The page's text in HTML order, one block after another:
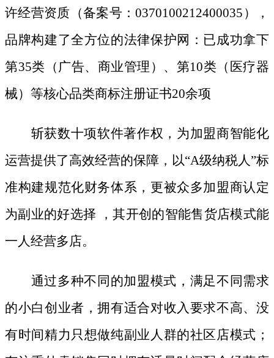
许经营资质（备案号：0370100212400035），
品牌构建了全方位的法律保护网：已成功拿下
第35类（广告、商业管理）、第10类（医疗器
械）等核心品类商标注册证书20余项
斩获数十项软件著作权，为加盟商智能化
运营提供了高效经营的保障，以“A级纳税人”标
准构建规范化财务体系，更被众多加盟商认定
为副业的好选择 ，其开创的智能售货店模式能
一人经营多店。
通过多种不同的加盟模式，满足不同需求
的小白创业者，拥有适合对收入要求不高、没
有时间精力只想做纯副业人群的社区店模式；